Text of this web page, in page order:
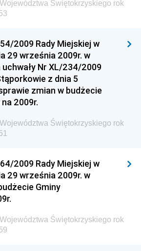
Ministerstwa Przemysłu
Ministerstwa Rolnictwa i
Ministra Cyfryzacji
Ministra Infrastruktury i
Ministra Gospodarki Morskiej i
Ministra Energii
Świętokrzyskiego rok
2009 Rady Miejskiej w
29 września 2009r. w
Nr XL/234/2009
z dnia 5
zmian w budżecie
2009r.
Świętokrzyskiego rok
2009 Rady Miejskiej w
29 września 2009r. w
Gminy
Świętokrzyskiego rok